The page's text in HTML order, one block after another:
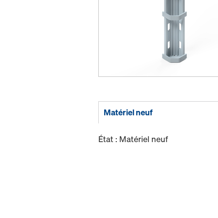
Matériel neuf
État : Matériel neuf